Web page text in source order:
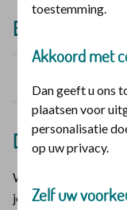
Extra
Deze
Waar jij bent, is Hij.
je hart en is er altijd,
toestemming.
Akkoord met
Dan geeft u ons
plaatsen voor
personalisatie
op uw privacy.
Zelf uw